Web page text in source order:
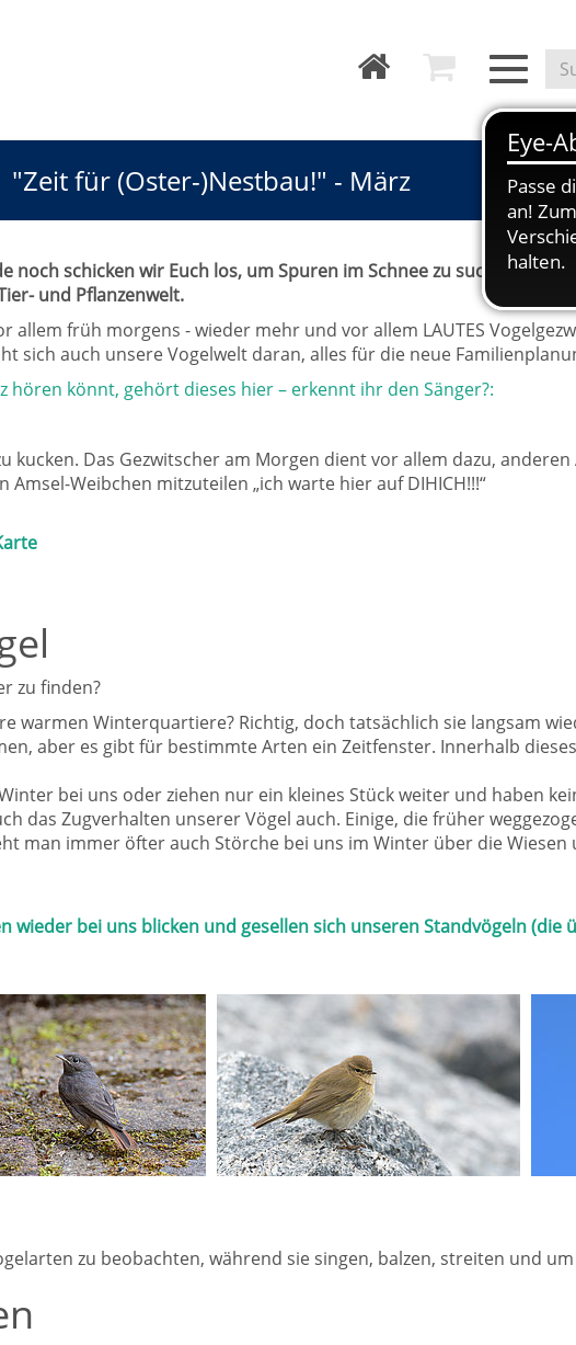
Toggle
"Zeit für (Oster-)Nestbau!" - März
noch schicken wir Euch los, um Spuren im Schnee zu suchen und
und Pflanzenwelt.
früh morgens - wieder mehr und vor allem LAUTES
sich auch unsere Vogelwelt daran, alles für die neue
könnt, gehört dieses hier – erkennt ihr den Sänger?:
Das Gezwitscher am Morgen dient vor allem dazu, anderen
Weibchen mitzuteilen „ich warte hier auf DIHICH!!!“
zu finden?
warmen Winterquartiere? Richtig, doch tatsächlich sie langsam
aber es gibt für bestimmte Arten ein Zeitfenster. Innerhalb
bei uns oder ziehen nur ein kleines Stück weiter und haben
das Zugverhalten unserer Vögel auch. Einige, die früher
man immer öfter auch Störche bei uns im Winter über die Wiesen
wieder bei uns blicken und gesellen sich unseren Standvögeln (die
zu beobachten, während sie singen, balzen, streiten und